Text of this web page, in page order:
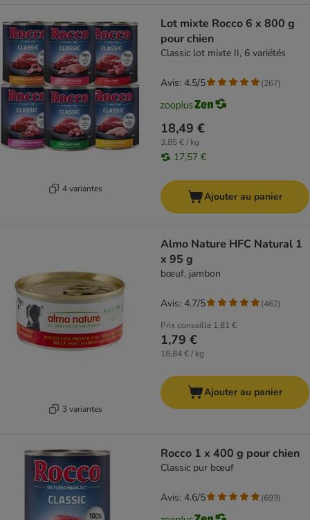
4 variantes
Lot mixte Rocco 6 x 800 g
pour chien
Classic lot mixte II, 6 variétés
18,49 €
3,85 € / kg
17,57 €
Avis: 4.5/5 (267)
Ajouter au panier
3 variantes
Almo Nature HFC Natural 1
x 95 g
bœuf, jambon
Prix conseillé 1,81 €
1,79 €
18,84 € / kg
Avis: 4.7/5 (462)
Ajouter au panier
Rocco 1 x 400 g pour chien
Classic pur bœuf
Avis: 4.6/5 (693)